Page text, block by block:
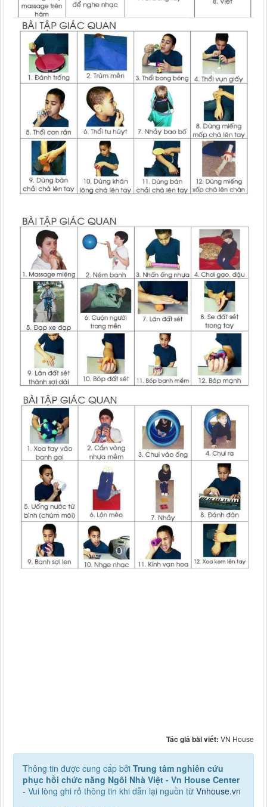
Tác giả bài viết: VN House
Thông tin được cung cấp bởi Trung tâm nghiên cứu
phục hồi chức năng Ngôi Nhà Việt - Vn House Center
- Vui lòng ghi rỏ thông tin khi dẫn lại nguồn từ Vnhouse.vn